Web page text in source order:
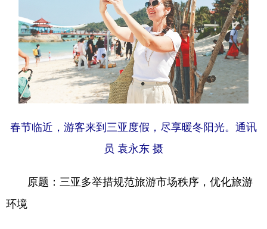
春节临近，游客来到三亚度假，尽享暖冬阳光。通讯
员 袁永东 摄
原题：三亚多举措规范旅游市场秩序，优化旅游
环境